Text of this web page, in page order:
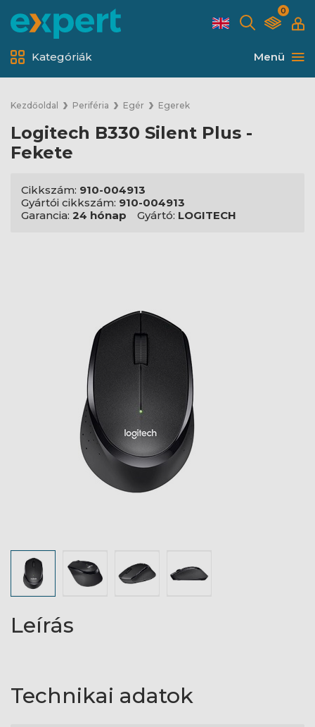
0
Menü
Kategóriák
Kezdőoldal Periféria Egér Egerek
Logitech B330 Silent Plus -
Fekete
Cikkszám: 910-004913
Gyártói cikkszám: 910-004913
Garancia: 24 hónap Gyártó: LOGITECH
Leírás
Technikai adatok